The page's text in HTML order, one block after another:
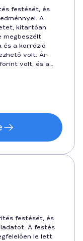
festését, és
A
kitartóan
megbeszélt
és a korrózió
volt. Ár-
volt, és a
festését, és
A festés
le lett